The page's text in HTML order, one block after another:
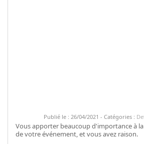
Publié le : 26/04/2021 - Catégories :
Vous apporter beaucoup d'importance à
de votre événement, et vous avez raison.